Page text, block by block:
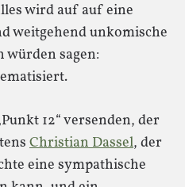
wird auf auf eine
weitgehend unkomische
würden sagen:
12“ versenden, der
Christian Dassel, der
eine sympathische